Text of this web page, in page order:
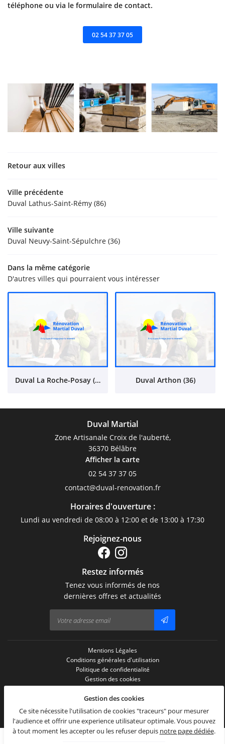
téléphone ou via le formulaire de contact.
02 54 37 37 05
Retour aux villes
Ville précédente
Duval Lathus-Saint-Rémy (86)
Ville suivante
Duval Neuvy-Saint-Sépulchre (36)
Dans la même catégorie
D'autres villes qui pourraient vous intéresser
Duval La Roche-Posay (86) Duval Arthon (36)
Duval Martial
Zone Artisanale Croix de l'auberté,
36370 Bélâbre
Afficher la carte
02 54 37 37 05
Horaires d'ouverture :
Lundi au vendredi de 08:00 à 12:00 et de 13:00 à 17:30
Rejoignez-nous
Restez informés
Tenez vous informés de nos
dernières offres et actualités
Mentions Légales
Conditions générales d'utilisation
Politique de confidentialité
Gestion des cookies
Sitemap
Zones d'intervention
Gestion des cookies
Ce site nécessite l'utilisation de cookies "traceurs" pour mesurer
l'audience et offrir une experience utilisateur optimale. Vous pouvez
à tout moment les accepter ou les refuser depuis notre page dédiée.